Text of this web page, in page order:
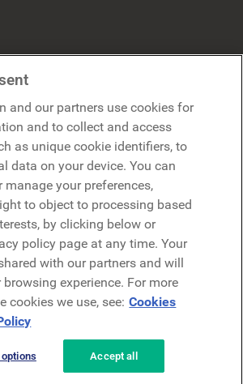
and our partners use cookies for
and to collect and access
as unique cookie identifiers, to
data on your device. You can
manage your preferences,
to object to processing based
by clicking below or
policy page at any time. Your
with our partners and will
experience. For more
cookies we use, see: Cookies
Accept all